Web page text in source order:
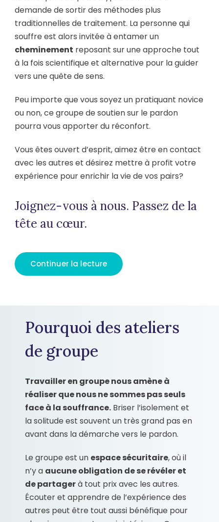
demande de sortir des méthodes plus
traditionnelles de traitement. La personne qui
souffre est alors invitée à entamer un
cheminement reposant sur une approche tout
à la fois scientifique et alternative pour la guider
vers une quête de sens.
Peu importe que vous soyez un pratiquant novice
ou non, ce groupe de soutien sur le pardon
pourra vous apporter du réconfort.
Vous êtes ouvert d’esprit, aimez être en contact
avec les autres et désirez mettre à profit votre
expérience pour enrichir la vie de vos pairs?
Joignez-vous à nous. Passez de la
tête au cœur.
Continuer la lecture
Pourquoi des ateliers
de groupe
Travailler en groupe nous amène à
réaliser que nous ne sommes pas seuls
face à la souffrance.Briser l’isolement et
la solitude est souvent un très grand pas en
avant dans la démarche vers le pardon.
Le groupe est un espace sécuritaire, où il
n’y a aucune obligation de se révéler et
de partagerà tout prix avec les autres.
Écouter et apprendre de l’expérience des
autres peut être tout aussi bénéfique pour